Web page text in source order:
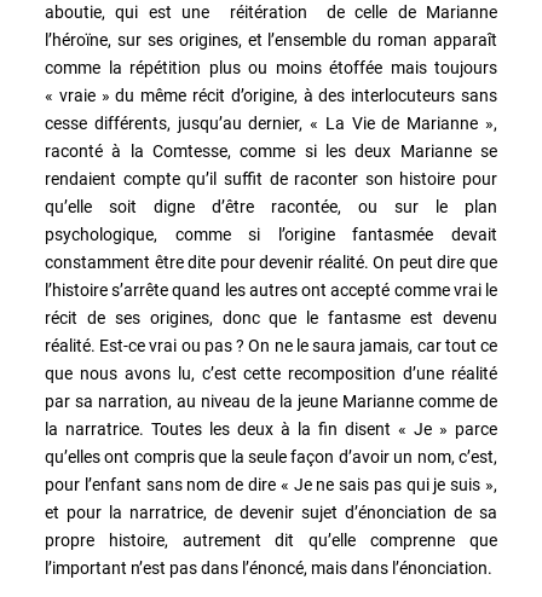
aboutie, qui est une réitération de celle de Marianne
l’héroïne, sur ses origines, et l’ensemble du roman apparaît
comme la répétition plus ou moins étoffée mais toujours
« vraie » du même récit d’origine, à des interlocuteurs sans
cesse différents, jusqu’au dernier, « La Vie de Marianne »,
raconté à la Comtesse, comme si les deux Marianne se
rendaient compte qu’il suffit de raconter son histoire pour
qu’elle soit digne d’être racontée, ou sur le plan
psychologique, comme si l’origine fantasmée devait
constamment être dite pour devenir réalité. On peut dire que
l’histoire s’arrête quand les autres ont accepté comme vrai le
récit de ses origines, donc que le fantasme est devenu
réalité. Est-ce vrai ou pas ? On ne le saura jamais, car tout ce
que nous avons lu, c’est cette recomposition d’une réalité
par sa narration, au niveau de la jeune Marianne comme de
la narratrice. Toutes les deux à la fin disent « Je » parce
qu’elles ont compris que la seule façon d’avoir un nom, c’est,
pour l’enfant sans nom de dire « Je ne sais pas qui je suis »,
et pour la narratrice, de devenir sujet d’énonciation de sa
propre histoire, autrement dit qu’elle comprenne que
l’important n’est pas dans l’énoncé, mais dans l’énonciation.